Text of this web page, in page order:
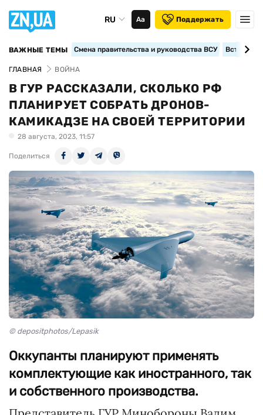
RU Аа Поддержать
ВАЖНЫЕ ТЕМЫ Смена правительства и руководства ВСУ
ГЛАВНАЯ ВОЙНА
В ГУР РАССКАЗАЛИ, СКОЛЬКО РФ
ПЛАНИРУЕТ СОБРАТЬ ДРОНОВ-
КАМИКАДЗЕ НА СВОЕЙ ТЕРРИТОРИИ
28 августа, 2023, 11:57
Поделиться
© depositphotos/Lepasik
Оккупанты планируют применять
комплектующие как иностранного, так
и собственного производства.